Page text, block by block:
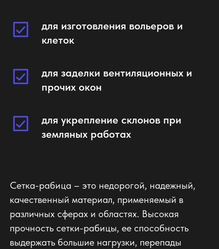
для изготовления вольеров и
клеток
для заделки вентиляционных и
прочих окон
для укрепление склонов при
земляных работах
Сетка-рабица – это недорогой, надежный,
качественный материал, применяемый в
различных сферах и областях. Высокая
прочность сетки-рабицы, ее способность
выдержать большие нагрузки, перепады